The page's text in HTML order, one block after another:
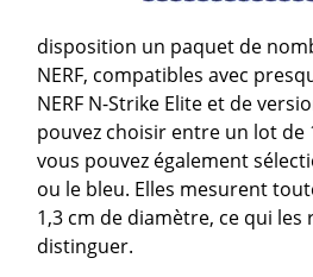
disposition un paquet de
NERF, compatibles avec
NERF N-Strike Elite et de
pouvez choisir entre un lot de
vous pouvez également
ou le bleu. Elles mesurent
1,3 cm de diamètre, ce qui les
distinguer.